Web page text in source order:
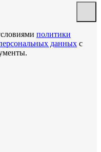
политики
данных с